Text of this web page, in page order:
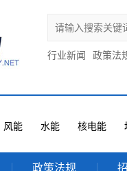
行业新闻 政策法
风能 水能 核电能
政策法规